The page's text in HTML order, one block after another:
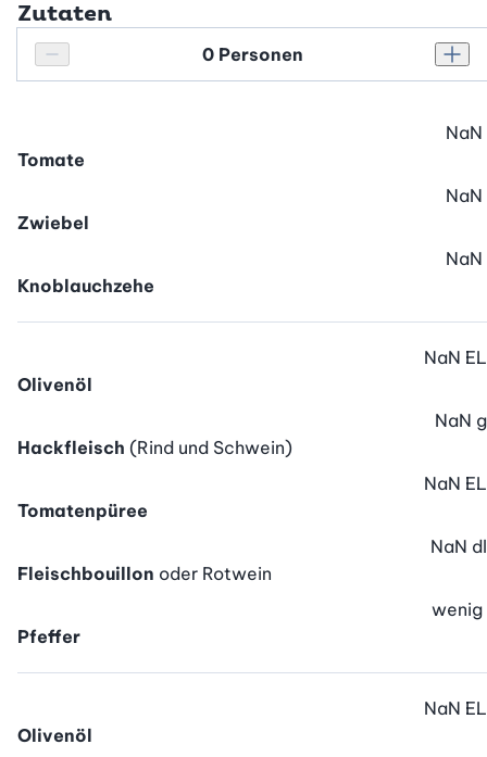
Zutaten
Personenanzahl verringern
Personenanzahl
Tomate
NaN
Zwiebel
NaN
Knoblauchzehe
NaN
Olivenöl
NaN EL
Hackfleisch (Rind und Schwein)
NaN g
Tomatenpüree
NaN EL
Fleischbouillon oder Rotwein
NaN dl
Pfeffer
wenig
Olivenöl
NaN EL